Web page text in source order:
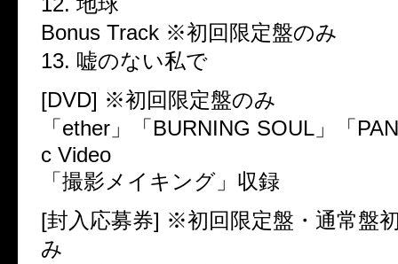
Bonus Track ※初回限定盤のみ
13. 嘘のない私で
[DVD] ※初回限定盤のみ
「ether」「BURNING SOUL」「
c Video
「撮影メイキング」収録
[封入応募券] ※初回限定盤・通常盤
み